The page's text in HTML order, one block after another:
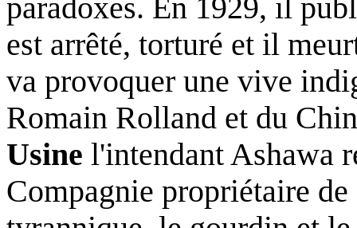
paradoxes. En 1929, il
est arrêté, torturé et il
va provoquer une vive
Romain Rolland et du
Usine l'intendant Ashawa
Compagnie propriétaire de